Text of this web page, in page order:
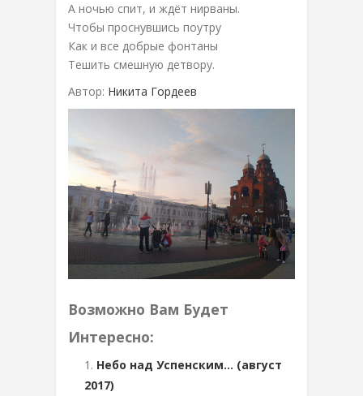
А ночью спит, и ждёт нирваны.
Чтобы проснувшись поутру
Как и все добрые фонтаны
Тешить смешную детвору.
Автор: Никита Гордеев
Возможно Вам Будет
Интересно:
Небо над Успенским… (август
2017)